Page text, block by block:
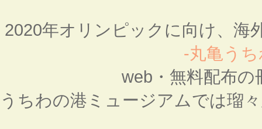
2020年オリンピックに向け、海
-丸亀う
web・無料配布
うちわの港ミュージアムでは瑠